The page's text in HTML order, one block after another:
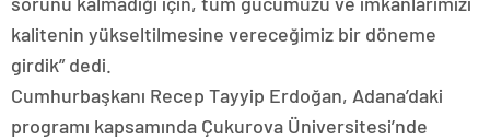
kalitenin yükseltilmesine vereceğimiz bir döneme
girdik” dedi.
Cumhurbaşkanı Recep Tayyip Erdoğan, Adana’daki
programı kapsamında Çukurova Üniversitesi’nde